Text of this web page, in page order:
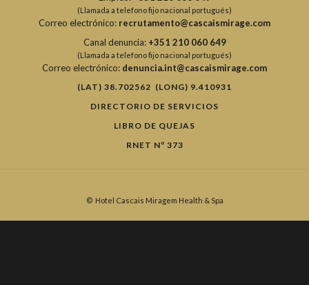
(Llamada a telefono fijo nacional portugués)
Correo electrónico: recrutamento@cascaismirage.com
Canal denuncia: +351 210 060 649
(Llamada a telefono fijo nacional portugués)
Correo electrónico: denuncia.int@cascaismirage.com
(LAT) 38.702562 (LONG) 9.410931
DIRECTORIO DE SERVICIOS
LIBRO DE QUEJAS
RNET Nº 373
© Hotel Cascais Miragem Health & Spa